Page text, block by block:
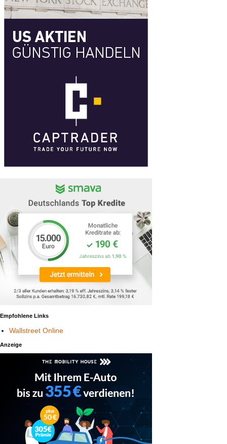
Empfohlene Links
Wallstreet Online
Anzeige